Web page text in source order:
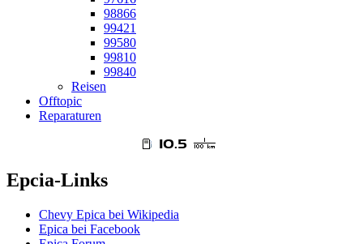
98866
99421
99580
99810
99840
Reisen
Offtopic
Reparaturen
Epcia-Links
Chevy Epica bei Wikipedia
Epica bei Facebook